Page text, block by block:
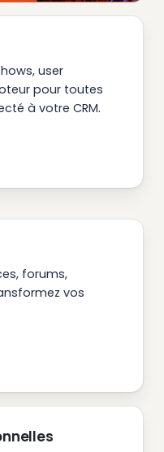
user
pour toutes
à votre CRM.
forums,
vos